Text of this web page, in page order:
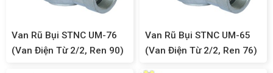
Van Rũ Bụi STNC UM-76
(Van Điện Từ 2/2, Ren 90)
Van Rũ Bụi STNC UM-65
(Van Điện Từ 2/2, Ren 76)